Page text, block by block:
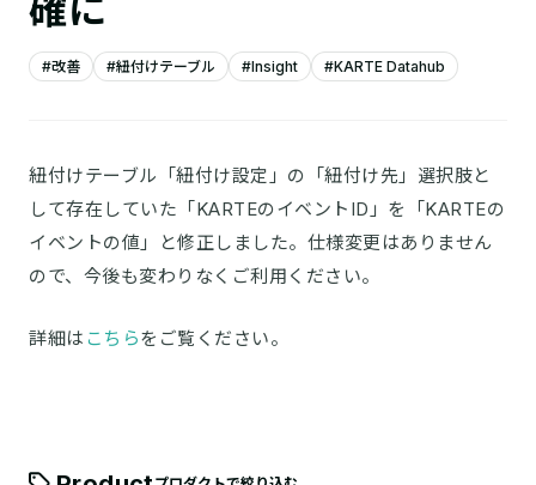
確に
#改善 #紐付けテーブル #Insight #KARTE Datahub
紐付けテーブル「紐付け設定」の「紐付け先」選択肢と
して存在していた「KARTEのイベントID」を「KARTEの
イベントの値」と修正しました。仕様変更はありません
ので、今後も変わりなくご利用ください。
詳細は こちらをご覧ください。